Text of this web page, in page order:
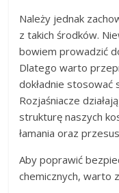
Należy jednak
z takich środków.
bowiem prowadzić
Dlatego warto
dokładnie stosować
Rozjaśniacze
strukturę naszych
łamania oraz
Aby poprawić
chemicznych, warto